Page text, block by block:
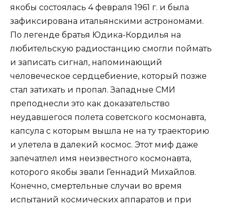
якобы состоялась 4 февраля 1961 г. и была
зафиксирована итальянскими астрономами.
По легенде братья Юдика-Кордилья на
любительскую радиостанцию смогли поймать
и записать сигнал, напоминающий
человеческое сердцебиение, который позже
стал затихать и пропал. Западные СМИ
преподнесли это как доказательство
неудавшегося полета советского космонавта,
капсула с которым вышла не на ту траекторию
и улетела в далекий космос. Этот миф даже
запечатлел имя неизвестного космонавта,
которого якобы звали Геннадий Михайлов.
Конечно, смертельные случаи во время
испытаний космических аппаратов и при